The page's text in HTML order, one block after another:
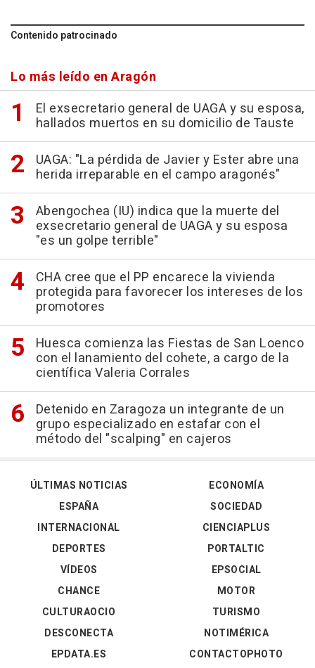
Contenido patrocinado
Lo más leído en Aragón
El exsecretario general de UAGA y su esposa,
hallados muertos en su domicilio de Tauste
UAGA: "La pérdida de Javier y Ester abre una
herida irreparable en el campo aragonés"
Abengochea (IU) indica que la muerte del
exsecretario general de UAGA y su esposa
"es un golpe terrible"
CHA cree que el PP encarece la vivienda
protegida para favorecer los intereses de los
promotores
Huesca comienza las Fiestas de San Loenco
con el lanamiento del cohete, a cargo de la
científica Valeria Corrales
Detenido en Zaragoza un integrante de un
grupo especializado en estafar con el
método del "scalping" en cajeros
ÚLTIMAS NOTICIAS
ESPAÑA
INTERNACIONAL
DEPORTES
VÍDEOS
ECONOMÍA
SOCIEDAD
CIENCIAPLUS
PORTALTIC
EPSOCIAL
CHANCE
CULTURAOCIO
DESCONECTA
EPDATA.ES
MOTOR
TURISMO
NOTIMÉRICA
CONTACTOPHOTO